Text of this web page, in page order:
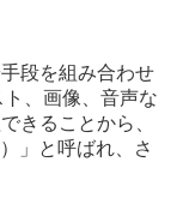
段を組み合わせ
、画像、音声な
きることから、
」と呼ばれ、さ